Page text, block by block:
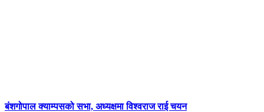
बंशगोपाल क्याम्पसको सभा, अध्यक्षमा विश्वराज राई चयन